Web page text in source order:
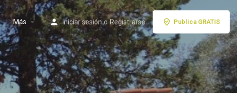
Más Iniciar sesión o Registrarse Publica GRATIS